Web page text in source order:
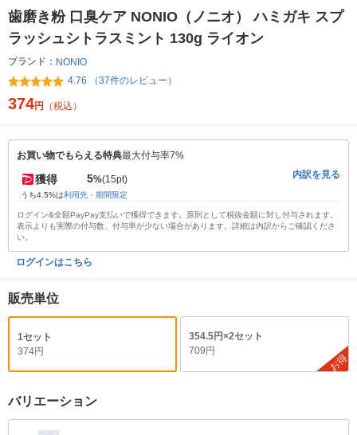
歯磨き粉 口臭ケア NONIO（ノニオ） ハミガキ スプ
ラッシュシトラスミント 130g ライオン
ブランド： NONIO
4.76 （37件のレビュー）
374円 （税込）
お買い物でもらえる特典最大付与率7%
獲得 5%(15pt)
うち4.5%は利用先・期間限定
内訳を見る
ログイン&全額PayPay支払いで獲得できます。原則として税抜金額に対し付与されます。
表示よりも実際の付与数、付与率が少ない場合があります。詳細は内訳からご確認くださ
い。
ログインはこちら
販売単位
1セット
374円
354.5円×2セット
709円
お得
バリエーション